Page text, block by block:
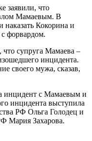
заявили, что
Мамаевым. В
наказать Кокорина и
форвардом.
супруга Мамаева –
инцидента.
своего мужа, сказав,
инцидент с Мамаевым и
инцидента выступила
РФ Ольга Голодец и
Мария Захарова.